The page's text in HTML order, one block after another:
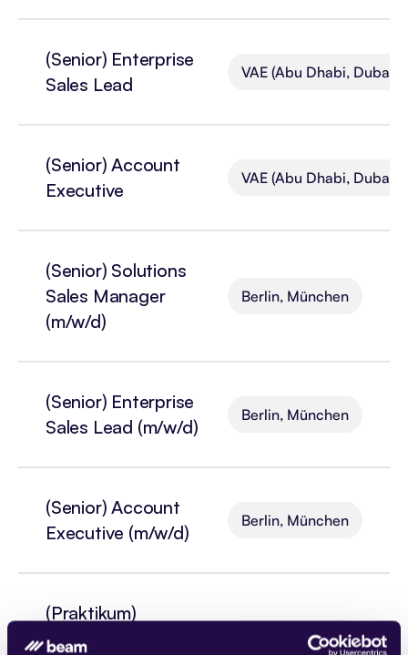
(Senior) Enterprise
Sales Lead
VAE (Abu Dhabi, Dubai)
(Senior) Account
Executive
VAE (Abu Dhabi, Dubai)
(Senior) Solutions
Sales Manager
(m/w/d)
Berlin, München
(Senior) Enterprise
Sales Lead (m/w/d)
Berlin, München
(Senior) Account
Executive (m/w/d)
Berlin, München
(Praktikum)
Partnerships & GTM
Berlin, München